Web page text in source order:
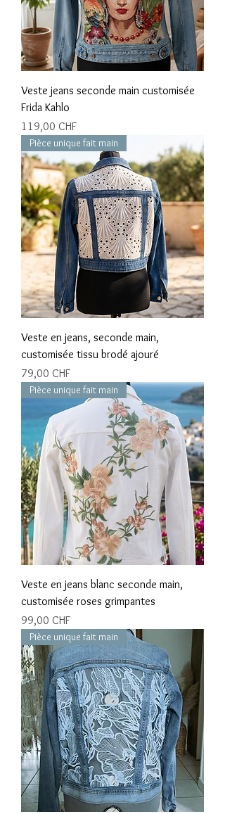
Veste jeans seconde main customisée
Frida Kahlo
Prix
119,00 CHF
Pièce unique fait main
Veste en jeans, seconde main,
customisée tissu brodé ajouré
Prix
79,00 CHF
Pièce unique fait main
Veste en jeans blanc seconde main,
customisée roses grimpantes
Prix
99,00 CHF
Pièce unique fait main